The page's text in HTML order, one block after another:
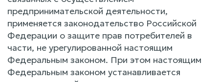
предпринимательской деятельности,
применяется законодательство Российской
Федерации о защите прав потребителей в
части, не урегулированной настоящим
Федеральным законом. При этом настоящим
Федеральным законом устанавливается